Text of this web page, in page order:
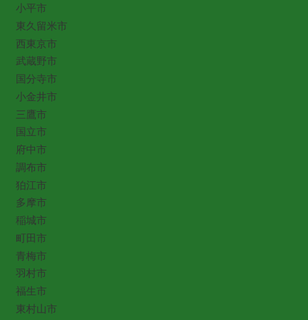
小平市
東久留米市
西東京市
武蔵野市
国分寺市
小金井市
三鷹市
国立市
府中市
調布市
狛江市
多摩市
稲城市
町田市
青梅市
羽村市
福生市
東村山市